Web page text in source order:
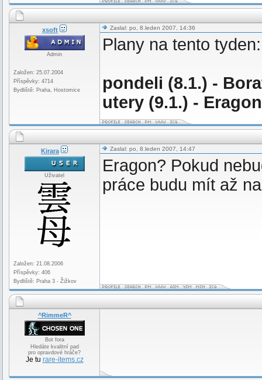
xsoft
Admin
Založen: 25.07.2004
Příspěvky: 4714
Bydliště: Praha, Hostomice
Zaslal: po, 8.leden 2007, 14:36
Plany na tento tyden:
pondeli (8.1.) -
utery (9.1.) - Eragon
Kirara
Uživatel
Založen: 21.08.2006
Příspěvky: 406
Bydliště: Praha 3 - Žižkov
Zaslal: po, 8.leden 2007, 14:47
Eragon? Pokud
práce budu mít až
^RimmeR^
Bot fora
Hledáte kvalitní pad
pro opravdové hráče?
Je tu rare-items.cz